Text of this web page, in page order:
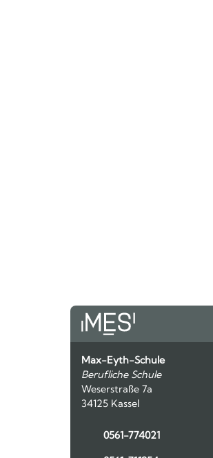
Max-Eyth-Schule
Berufliche Schule
Weserstraße 7a
34125 Kassel
0561-774021